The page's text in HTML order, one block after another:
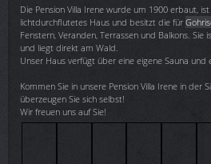
Die Pension Villa Irene wurde um 1900 erbaut, ist
lichtdurchflutetes Haus und besitzt die für
Fenstern, Veranden, Terrassen und Balkons.
und liegt direkt am Wald.
Unser Haus verfügt über eine eigene Sauna und
Kommen Sie in unsere Pension Villa Irene in der
überzeugen Sie sich selbst!
Wir freuen uns auf Sie!